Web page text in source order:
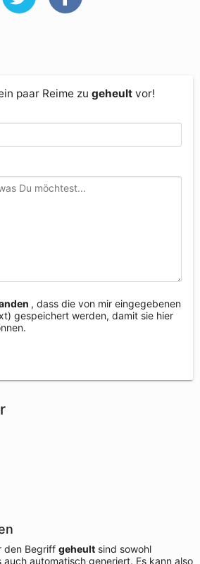
paar Reime zu geheult vor!
, dass die von mir eingegebenen
gespeichert werden, damit sie hier
den Begriff geheult sind sowohl
automatisch generiert. Es kann also